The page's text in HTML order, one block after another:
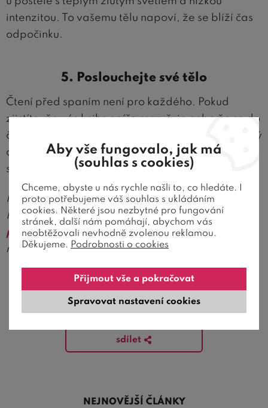
intenzitou. To vašemu tělu napoví, že se blíží čas
odpočinku.
5. Poslouchejte své tělo
Čtení před spaním není pro každého. Pokud
zjistíte, že vás kniha spíše rozrušuje nebo že se do
čtení musíte nutit, netlačte na pilu. Každý jsme jiný
a důležité je najít si takovou rutinu, po které se ve
své posteli cítíte maximálně uvolněně.
Hledáte to pravé místo pro své večerní čtení?
Prohlédněte si naši nabídku kvalitníchpohodlných
postelíazdravotních matrací, na kterých si
můžete s knihou v ruce příjemně odpočinout.
sdílet
NEJNOVĚJŠÍ ČLÁNKY
Aby vše fungovalo, jak má
(souhlas s cookies)
Chceme, abyste u nás rychle našli to, co hledáte. I
proto potřebujeme váš souhlas s ukládáním
cookies. Některé jsou nezbytné pro fungování
stránek, další nám pomáhají, abychom vás
neobtěžovali nevhodně zvolenou reklamou.
Děkujeme. Podrobnosti o cookies
Spravovat nastavení cookies
Přijmout vše a pokračovat